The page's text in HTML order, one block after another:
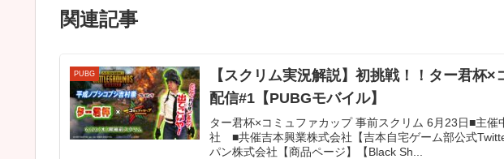
関連記事
PUBG
【スクリム実況解説】初挑戦！！ター君杯
配信#1【PUBGモバイル】
ター君杯×コミュファカップ 事前スクリム 6月23日■主
社 ■共催吉本興業株式会社【吉本自宅ゲーム部公式
パン株式会社【商品ページ】【Black Sh...